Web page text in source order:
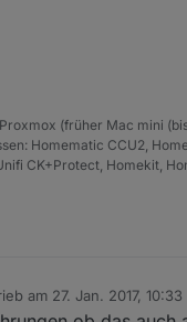
(früher Mac mini (bis
Homematic CCU2,
CK+Protect, Homekit,
am 27. Jan. 2017, 10:33
editiert von